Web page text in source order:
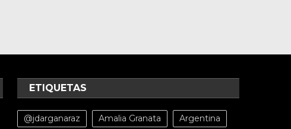
ETIQUETAS
@jdarganaraz Amalia Granata Argentina